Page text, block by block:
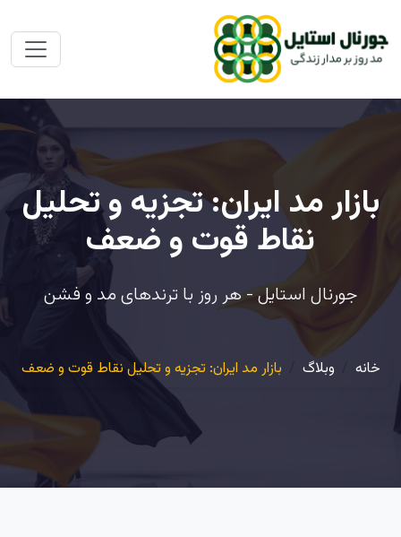
بازار مد ایران: تجزیه و تحلیل
نقاط قوت و ضعف
جورنال استایل - هر روز با ترندهای مد و فشن
خانه وبلاگ بازار مد ایران: تجزیه و تحلیل نقاط قوت و ضعف